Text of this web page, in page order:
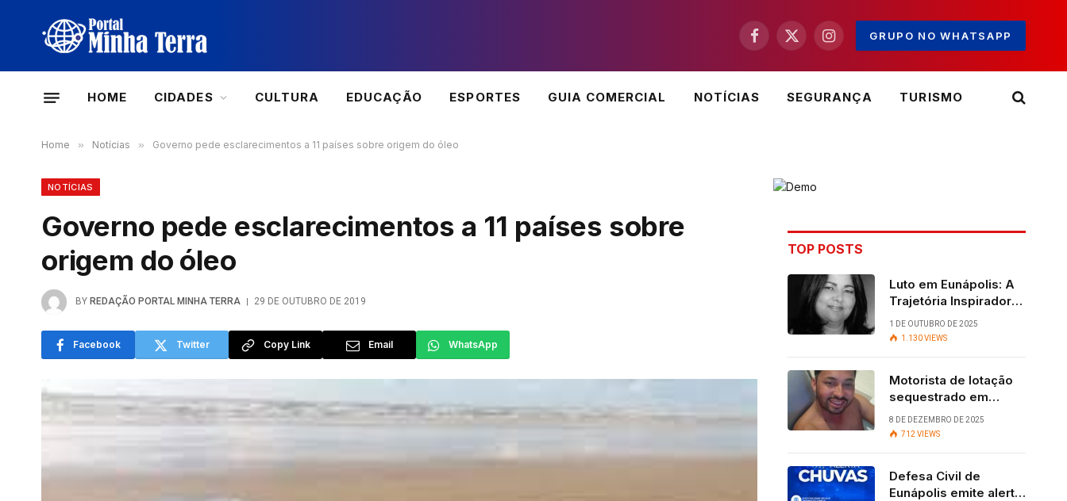
Facebook
X
Instagram
GRUPO NO WHATSAPP
HOME CIDADES CULTURA EDUCAÇÃO ESPORTES GUIA COMERCIAL NOTÍCIAS SEGURANÇA TURISMO
Home » Notícias » Governo pede esclarecimentos a 11 países sobre origem do óleo
NOTÍCIAS
Governo pede esclarecimentos a 11 países sobre
origem do óleo
BY REDAÇÃO PORTAL MINHA TERRA 29 DE OUTUBRO DE 2019
Facebook Twitter Copy Link Email WhatsApp
TOP POSTS
Luto em Eunápolis: A
Trajetória Inspiradora
da ex-vereadora Ruth
Contadora
1 DE OUTUBRO DE 2025
1.130VIEWS
Motorista de lotação
sequestrado em
Eunápolis é
encontrado com vida
8 DE DEZEMBRO DE 2025
712 VIEWS
Defesa Civil de
Eunápolis emite alerta